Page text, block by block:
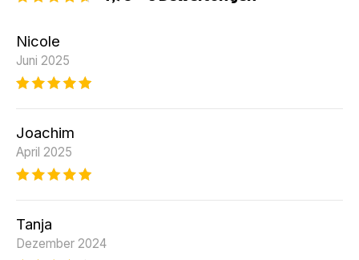
Nicole
Juni 2025
Joachim
April 2025
Tanja
Dezember 2024